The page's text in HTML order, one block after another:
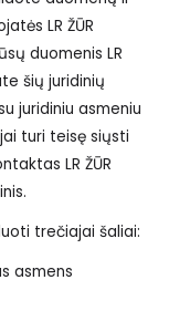
LR ŽŪR
duomenis LR
šių juridinių
juridiniu asmeniu
turi teisę siųsti
LR ŽŪR
trečiajai šaliai:
asmens